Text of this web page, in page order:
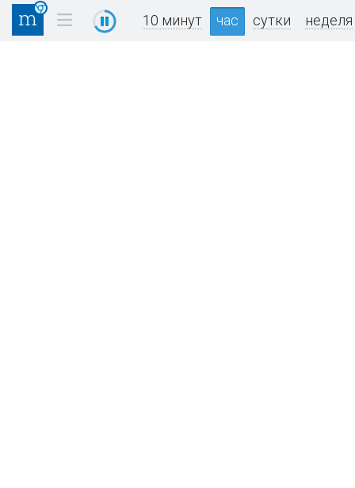
10 минут час сутки неделя